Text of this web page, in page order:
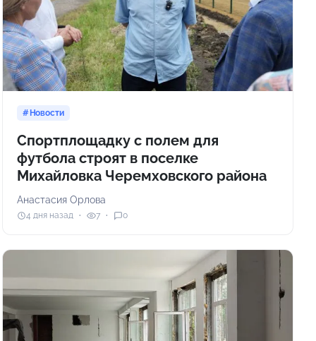
Новости
Спортплощадку с полем для
футбола строят в поселке
Михайловка Черемховского района
Анастасия Орлова
4 дня назад 7 0